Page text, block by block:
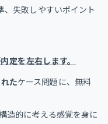
失敗しやすいポイント
定を左右します。
たケース問題に、無料
造的に考える感覚を身に